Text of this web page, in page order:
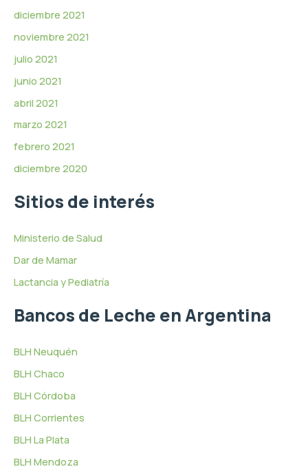
diciembre 2021
noviembre 2021
julio 2021
junio 2021
abril 2021
marzo 2021
febrero 2021
diciembre 2020
Sitios de interés
Ministerio de Salud
Dar de Mamar
Lactancia y Pediatría
Bancos de Leche en Argentina
BLH Neuquén
BLH Chaco
BLH Córdoba
BLH Corrientes
BLH La Plata
BLH Mendoza